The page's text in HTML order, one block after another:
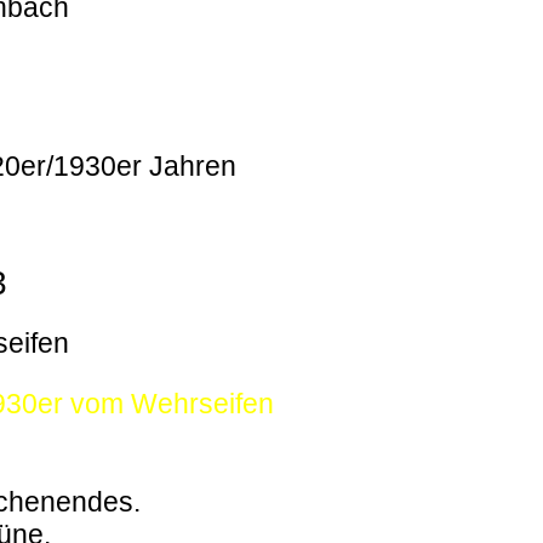
1930er Jahren
vom Wehrseifen